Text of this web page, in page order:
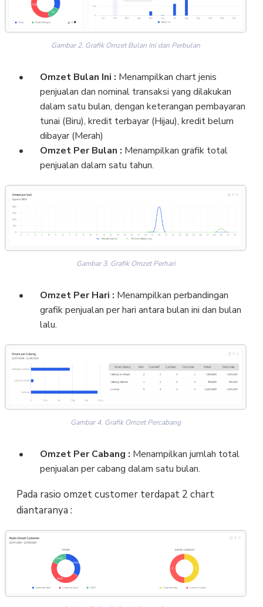
Gambar 2. Grafik Omzet Bulan Ini dan Perbulan
Omzet Bulan Ini : Menampilkan chart jenis
penjualan dan nominal transaksi yang dilakukan
dalam satu bulan, dengan keterangan pembayaran
tunai (Biru), kredit terbayar (Hijau), kredit belum
dibayar (Merah)
Omzet Per Bulan : Menampilkan grafik total
penjualan dalam satu tahun.
Gambar 3. Grafik Omzet Perhari
Omzet Per Hari : Menampilkan perbandingan
grafik penjualan per hari antara bulan ini dan bulan
lalu.
Gambar 4. Grafik Omzet Percabang
Omzet Per Cabang : Menampilkan jumlah total
penjualan per cabang dalam satu bulan.
Pada rasio omzet customer terdapat 2 chart
diantaranya :